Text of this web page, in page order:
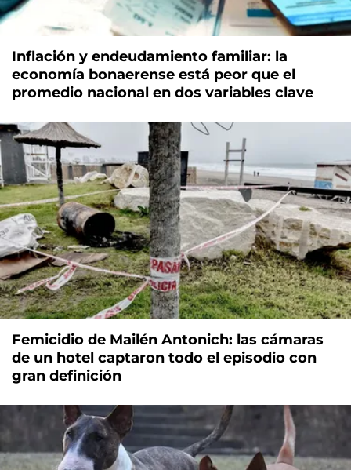
Inflación y endeudamiento familiar: la
economía bonaerense está peor que el
promedio nacional en dos variables clave
Femicidio de Mailén Antonich: las cámaras
de un hotel captaron todo el episodio con
gran definición